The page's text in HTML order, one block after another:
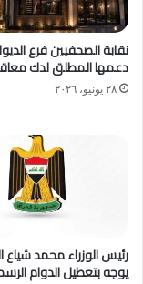
نقابة الصحفيين فرع
دعمها المطلق لدك
٢٨ يونيو، ٢٠٢٦
رئيس الوزراء محمد شياع
يوجه بتعطيل الدوام